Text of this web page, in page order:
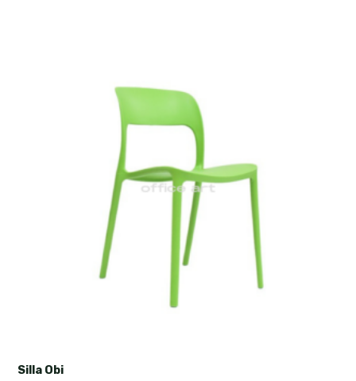
Silla Obi